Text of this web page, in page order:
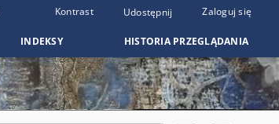
Kontrast Udostępnij Zaloguj się
INDEKSY HISTORIA PRZEGLĄDANIA